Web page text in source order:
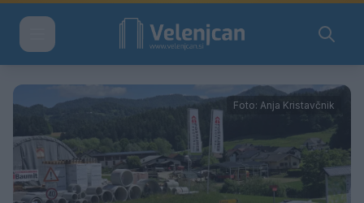
Foto: Anja Kristavčnik